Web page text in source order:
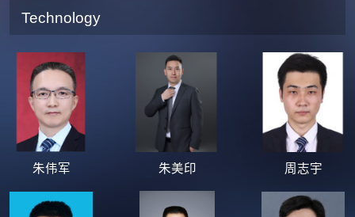
Technology
朱伟军 朱美印 周志宇